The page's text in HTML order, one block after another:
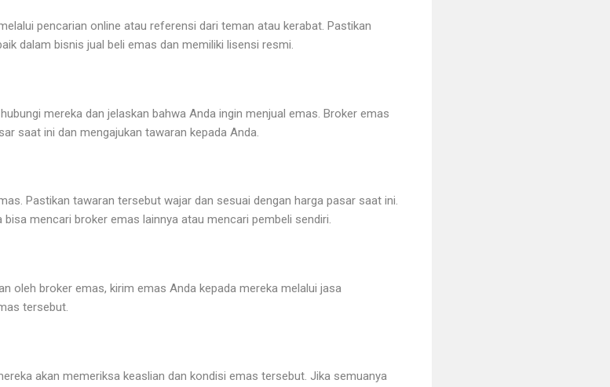
pencarian online atau referensi dari teman atau kerabat. Pastikan
dalam bisnis jual beli emas dan memiliki lisensi resmi.
mereka dan jelaskan bahwa Anda ingin menjual emas. Broker emas
saat ini dan mengajukan tawaran kepada Anda.
Pastikan tawaran tersebut wajar dan sesuai dengan harga pasar saat ini.
mencari broker emas lainnya atau mencari pembeli sendiri.
oleh broker emas, kirim emas Anda kepada mereka melalui jasa
tersebut.
akan memeriksa keaslian dan kondisi emas tersebut. Jika semuanya